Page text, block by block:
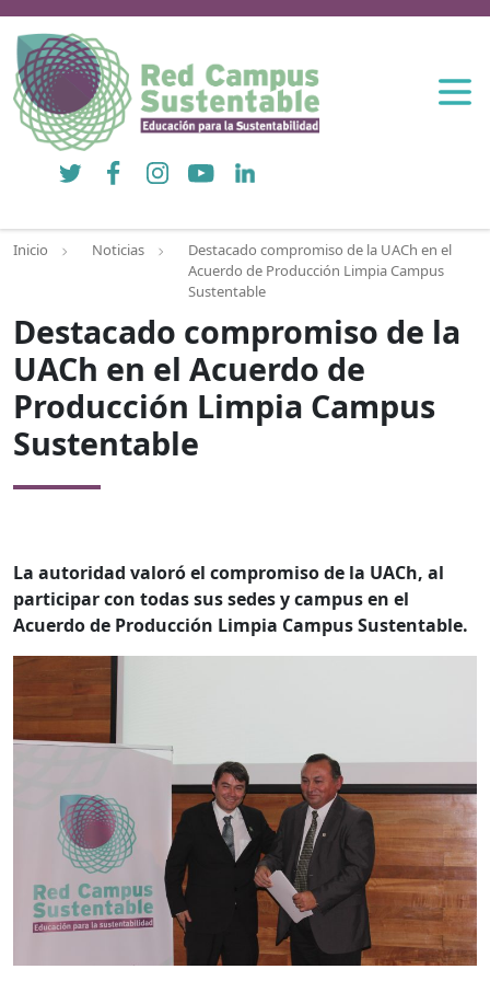
Twitter FacebookInstagramYouTubeLinkedIn
Inicio Noticias
Destacado compromiso de la UACh en el
Acuerdo de Producción Limpia Campus
Sustentable
Destacado compromiso de la
UACh en el Acuerdo de
Producción Limpia Campus
Sustentable
La autoridad valoró el compromiso de la UACh, al
participar con todas sus sedes y campus en el
Acuerdo de Producción Limpia Campus Sustentable.